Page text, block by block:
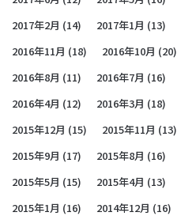
2017年2月 (14) 2017年1月 (13)
2016年11月 (18) 2016年10月 (20)
2016年8月 (11) 2016年7月 (16)
2016年4月 (12) 2016年3月 (18)
2015年12月 (15) 2015年11月 (13)
2015年9月 (17) 2015年8月 (16)
2015年5月 (15) 2015年4月 (13)
2015年1月 (16) 2014年12月 (16)